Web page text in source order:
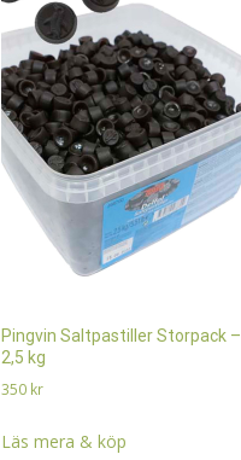
Pingvin Saltpastiller Storpack –
2,5 kg
350 kr
Läs mera & köp